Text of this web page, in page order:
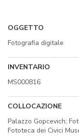
OGGETTO
Fotografia digitale
INVENTARIO
MS000816
COLLOCAZIONE
Palazzo Gopcevich;
Fototeca dei Civici